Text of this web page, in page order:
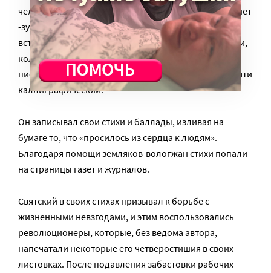
человек? Однажды сверкнула мысль — писать! Рук нет
-зубы есть! Они и заменят руки. Карандаш,
вставленный в деревянную колодку, зажатую зубами,
колебался, дрожал, прыгал… И вскоре он научился
писать свои стихи с помощью зубов. Почерк был почти
каллиграфический.
Он записывал свои стихи и баллады, изливая на
бумаге то, что «просилось из сердца к людям».
Благодаря помощи земляков-вологжан стихи попали
на страницы газет и журналов.
Святский в своих стихах призывал к борьбе с
жизненными невзгодами, и этим воспользовались
революционеры, которые, без ведома автора,
напечатали некоторые его четверостишия в своих
листовках. После подавления забастовки рабочих